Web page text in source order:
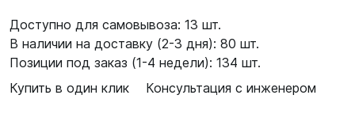
Доступно для самовывоза: 13 шт.
В наличии на доставку (2-3 дня): 80 шт.
Позиции под заказ (1-4 недели): 134 шт.
Купить в один клик
Консультация с инженером